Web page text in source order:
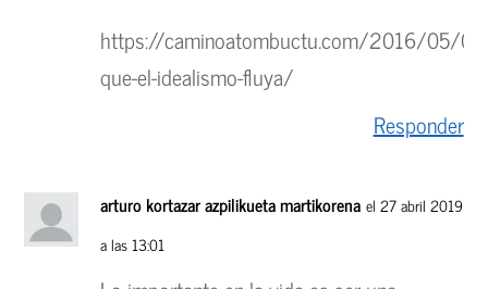
https://caminoatombuctu.com/2016/05/
que-el-idealismo-fluya/
Responder
arturo kortazar azpilikueta martikorena el 27 abril 2019
a las 13:01